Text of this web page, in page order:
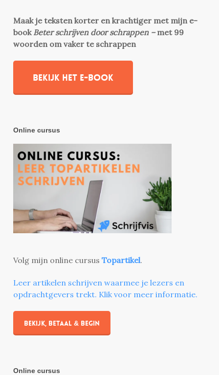
Maak je teksten korter en krachtiger met mijn e-
book Beter schrijven door schrappen –met 99
woorden om vaker te schrappen
Bekijk het e-book
Online cursus
Volg mijn online cursus Topartikel.
Leer artikelen schrijven waarmee je lezers en
opdrachtgevers trekt. Klik voor meer informatie.
Bekijk, betaal & begin
Online cursus